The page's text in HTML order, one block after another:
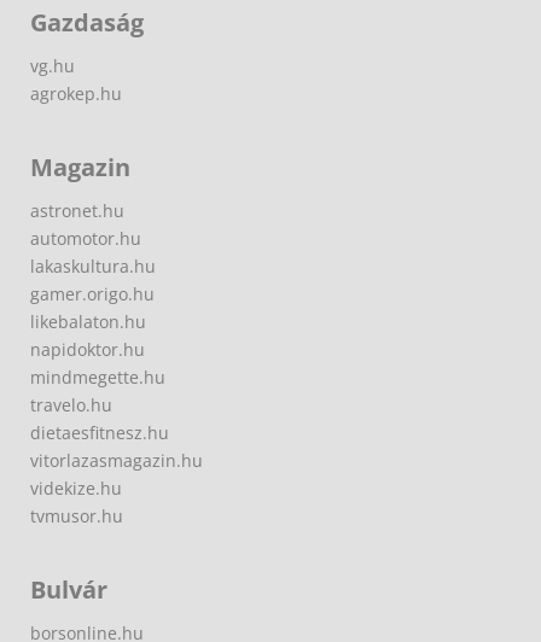
Gazdaság
vg.hu
agrokep.hu
Magazin
astronet.hu
automotor.hu
lakaskultura.hu
gamer.origo.hu
likebalaton.hu
napidoktor.hu
mindmegette.hu
travelo.hu
dietaesfitnesz.hu
vitorlazasmagazin.hu
videkize.hu
tvmusor.hu
Bulvár
borsonline.hu